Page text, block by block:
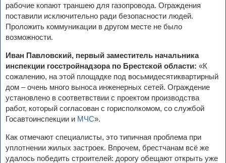
рабочие копают траншею для газопровода. Ограждения
поставили исключительно ради безопасности людей.
Проложить коммуникации в другом месте не было
возможности.
Иван Павловский, первый заместитель начальника
инспекции госстройнадзора по Брестской области: «К
сожалению, на этой площадке под восьмидесятиквартирный
дом – очень много выноса инженерных сетей. Ограждение
установлено в соответвствии с проектом производства
работ, который согласован с горисполкомом, со службой
Госавтоинспекции и МЧС».
Как отмечают специалисты, это типичная проблема при
уплотнении жилых застроек. Впрочем, брестчанам всё же
удалось победить строителей: дорогу обещают открыть уже